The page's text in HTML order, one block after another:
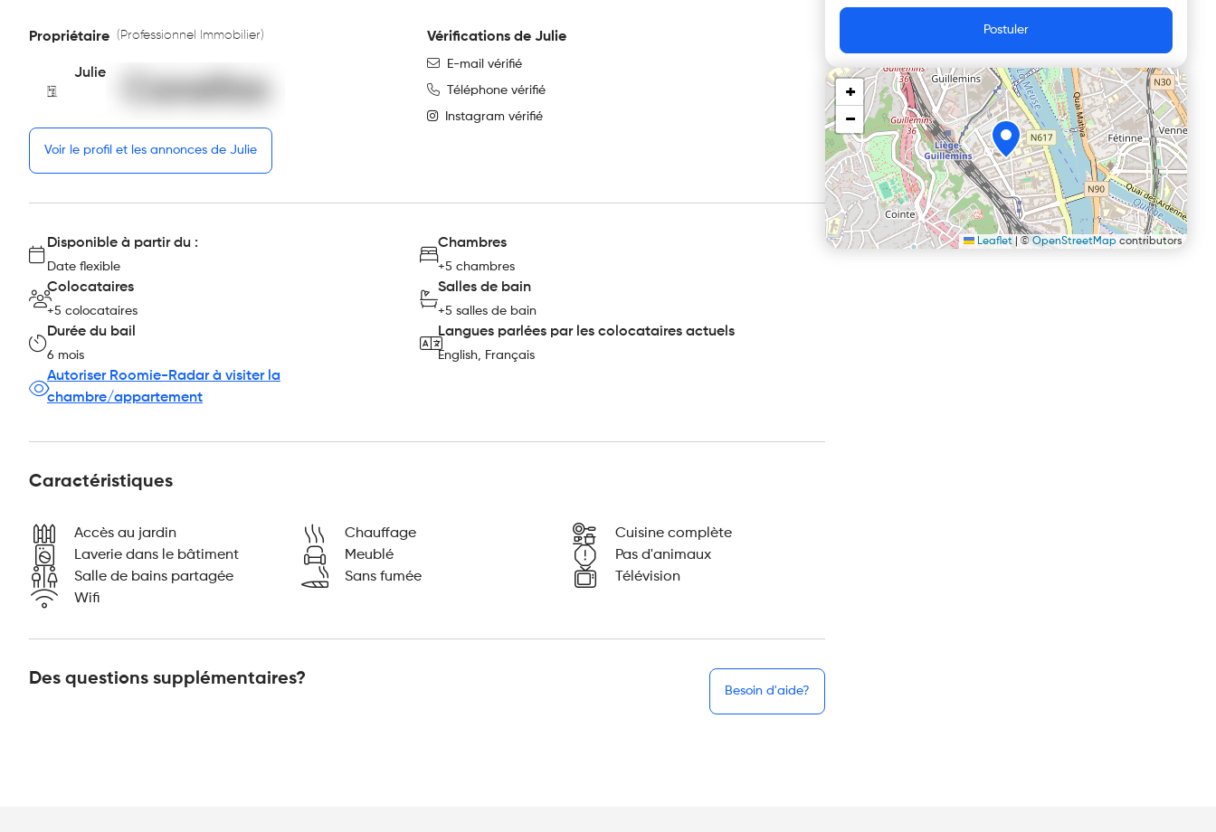
Propriétaire (Professionnel Immobilier)
Julie
Voir le profil et les annonces de Julie
Vérifications de Julie
E-mail vérifié
Téléphone vérifié
Instagram vérifié
Disponible à partir du :
Date flexible
Chambres
+5 chambres
Colocataires
+5 colocataires
Salles de bain
+5 salles de bain
Durée du bail
6 mois
Langues parlées par les colocataires actuels
English, Français
Autoriser Roomie-Radar à visiter la
chambre/appartement
Caractéristiques
Accès au jardin Chauffage
Cuisine complète
Laverie dans le bâtiment
Meublé
Pas d'animaux
Salle de bains partagée
Sans fumée
Télévision
Wifi
Des questions supplémentaires?
Besoin d'aide?
Postuler
+
−
Leaflet | © OpenStreetMap contributors